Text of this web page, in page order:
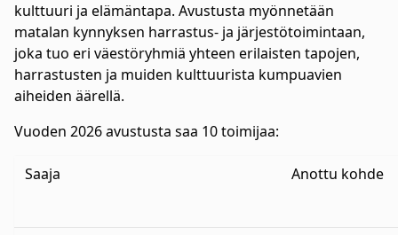
kulttuuri ja elämäntapa. Avustusta myönnetään
matalan kynnyksen harrastus- ja järjestötoimintaan,
joka tuo eri väestöryhmiä yhteen erilaisten tapojen,
harrastusten ja muiden kulttuurista kumpuavien
aiheiden äärellä.
Vuoden 2026 avustusta saa 10 toimijaa:
Saaja Anottu kohde